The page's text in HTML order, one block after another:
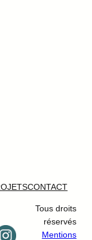
CONTACT
Tous droits
réservés
Mentions